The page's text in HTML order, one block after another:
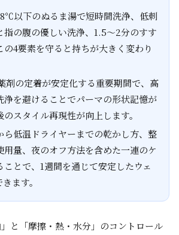
以下のぬるま湯で短時間洗浄、低刺
指の腹の優しい洗浄、1.5～2分のすす
の4要素を守ると持ちが大きく変わり
剤の定着が安定化する重要期間で、高
浄を避けることでパーマの形状記憶が
スタイル再現性が向上します。
ら低温ドライヤーまでの乾かし方、整
用量、夜のオフ方法を含めた一連のケ
ことで、1週間を通じて安定したウェ
ます。
と「摩擦・熱・水分」のコントロール